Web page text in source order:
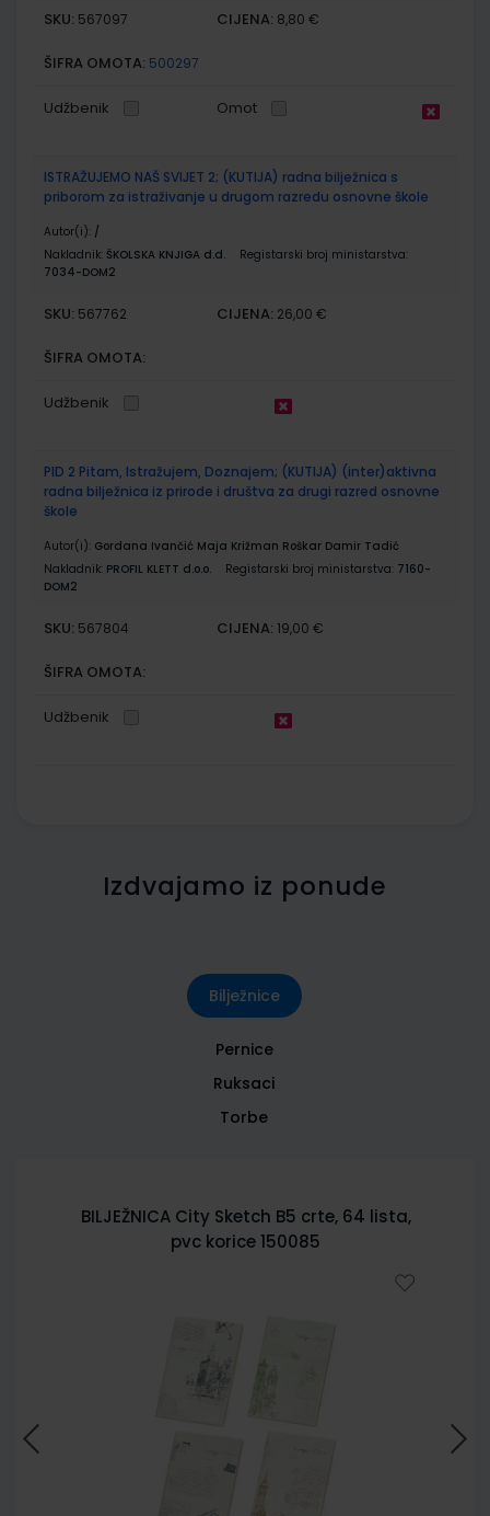
SKU: 567097 CIJENA: 8,80 €
ŠIFRA OMOTA: 500297
Udžbenik Omot
ISTRAŽUJEMO NAŠ SVIJET 2; (KUTIJA) radna bilježnica s
priborom za istraživanje u drugom razredu osnovne škole
Autor(i): /
Nakladnik: ŠKOLSKA KNJIGA d.d.
Registarski broj ministarstva:
7034-DOM2
SKU: 567762 CIJENA: 26,00 €
ŠIFRA OMOTA:
Udžbenik
PID 2 Pitam, Istražujem, Doznajem; (KUTIJA) (inter)aktivna
radna bilježnica iz prirode i društva za drugi razred osnovne
škole
Autor(i): Gordana Ivančić Maja Križman Roškar Damir Tadić
Nakladnik: PROFIL KLETT d.o.o. Registarski broj ministarstva: 7160-
DOM2
SKU: 567804 CIJENA: 19,00 €
ŠIFRA OMOTA:
Udžbenik
Izdvajamo iz ponude
Bilježnice
Pernice
Ruksaci
Torbe
BILJEŽNICA City Sketch B5 crte, 64 lista,
pvc korice 150085